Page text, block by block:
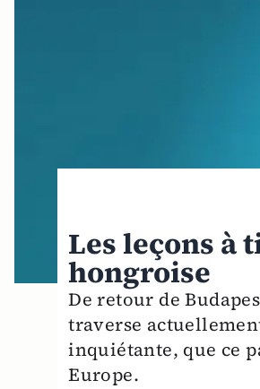
Les leçons à
hongroise
De retour de
traverse
inquiétante, que ce
Europe.